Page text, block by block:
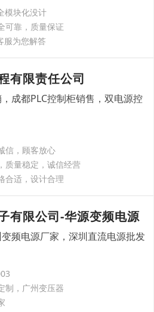
模块化没计
可靠，质量保证
服为您解答
有限责任公司
成都PLC控制柜销售，双电源控
信，顾客放心
质量稳定，诚信经营
合适，设计合理
有限公司-华源变频电源
频电源厂家，深圳直流电源批发
制，广州变压器